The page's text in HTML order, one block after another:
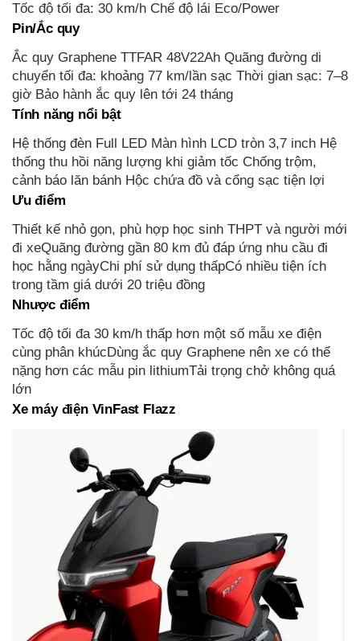
Tốc độ tối đa: 30 km/h Chế độ lái Eco/Power
Pin/Ắc quy
Ắc quy Graphene TTFAR 48V22Ah Quãng đường di
chuyển tối đa: khoảng 77 km/lần sạc Thời gian sạc: 7–8
giờ Bảo hành ắc quy lên tới 24 tháng
Tính năng nổi bật
Hệ thống đèn Full LED Màn hình LCD tròn 3,7 inch Hệ
thống thu hồi năng lượng khi giảm tốc Chống trộm,
cảnh báo lăn bánh Hộc chứa đồ và cổng sạc tiện lợi
Ưu điểm
Thiết kế nhỏ gọn, phù hợp học sinh THPT và người mới
đi xeQuãng đường gần 80 km đủ đáp ứng nhu cầu đi
học hằng ngàyChi phí sử dụng thấpCó nhiều tiện ích
trong tầm giá dưới 20 triệu đồng
Nhược điểm
Tốc độ tối đa 30 km/h thấp hơn một số mẫu xe điện
cùng phân khúcDùng ắc quy Graphene nên xe có thể
nặng hơn các mẫu pin lithiumTải trọng chở không quá
lớn
Xe máy điện VinFast Flazz